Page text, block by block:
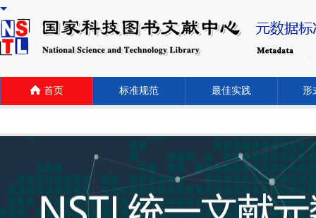
首页 标准规范 最佳实践 形